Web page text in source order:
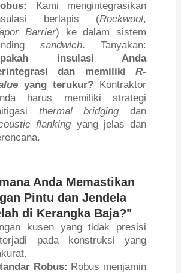
Kami mengintegrasikan
berlapis (Rockwool,
Barrier) ke dalam sistem
sandwich. Tanyakan:
insulasi Anda
dan memiliki R-
yang terukur?Kontraktor
harus memiliki strategi
thermal bridgingdan
flankingyang jelas dan
Anda Memastikan
Pintu dan Jendela
di Kerangka Baja?"
kusen yang tidak presisi
pada konstruksi yang
Robus: Robus menjamin